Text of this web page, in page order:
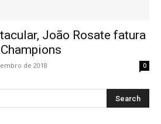
João Rosate fatura
de 2018 0